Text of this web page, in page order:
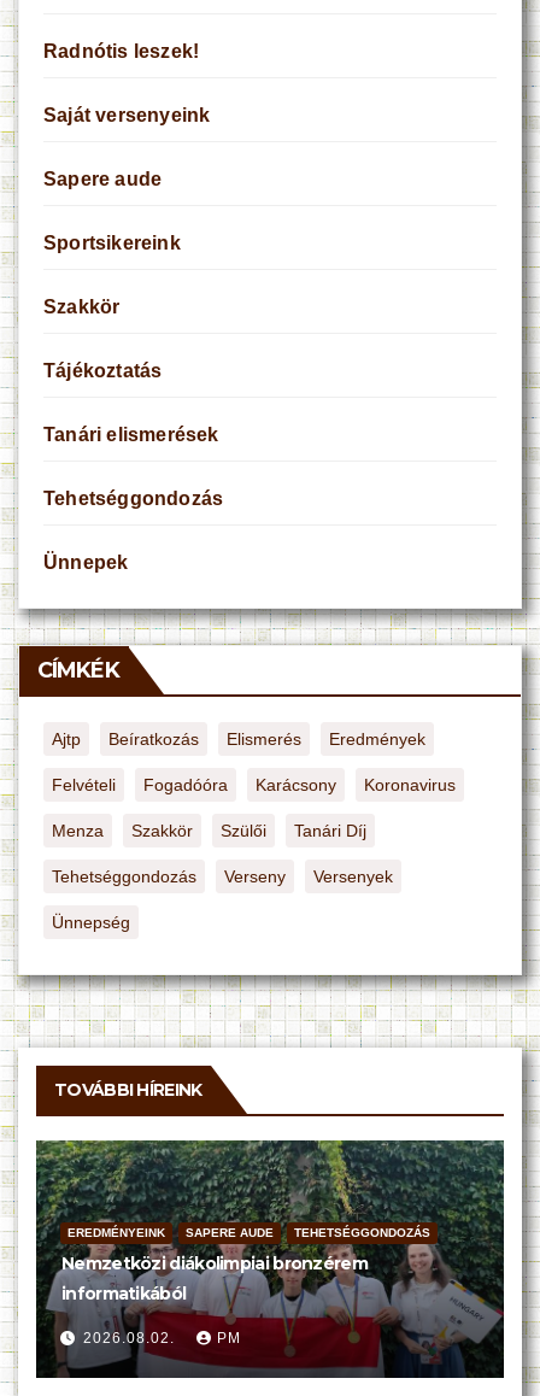
Radnótis leszek!
Saját versenyeink
Sapere aude
Sportsikereink
Szakkör
Tájékoztatás
Tanári elismerések
Tehetséggondozás
Ünnepek
CÍMKÉK
Ajtp Beíratkozás Elismerés Eredmények
Felvételi Fogadóóra Karácsony Koronavirus
Menza Szakkör Szülői Tanári Díj
Tehetséggondozás Verseny Versenyek
Ünnepség
TOVÁBBI HÍREINK
EREDMÉNYEINK SAPERE AUDE TEHETSÉGGONDOZÁS
Nemzetközi diákolimpiai bronzérem
informatikából
2026.08.02. PM